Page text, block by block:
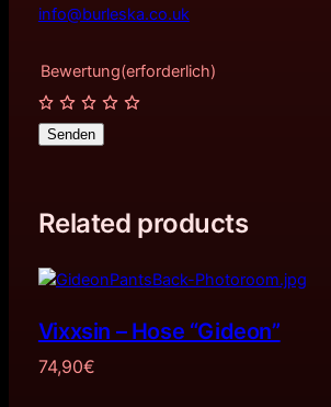
info@burleska.co.uk
Bewertung(erforderlich)
Senden
Related products
Vixxsin – Hose “Gideon”
74,90€